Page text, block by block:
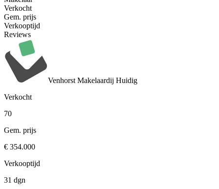
Verkocht
Gem. prijs
Verkooptijd
Reviews
Venhorst Makelaardij Huidig
Verkocht
70
Gem. prijs
€ 354.000
Verkooptijd
31 dgn